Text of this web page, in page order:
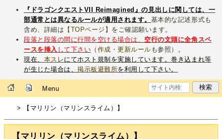
『ドラゴンクエストVII Reimagined』の見出しに関しては、一
部通常とは異なるルールが適用されます。 基本的な記述形式も
含め、詳細は 【TOPページ】 をご確認願います。
段落と段落の間に行間を空ける場合は、 空行の文頭に全角スペ
ースを挿入 して下さい （ 作成・更新ルール も参照）。
現在、 本スレにてホスト規制を実施しています。巻き込まれ等
が生じた場合は、掲示板避難所を利用して下さい。
Menu
> 【マリリン（マリンスライム）】
【マリリン（マリンスライム）】